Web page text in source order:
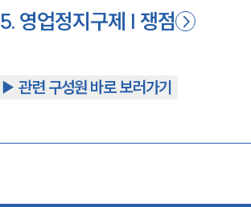
5. 영업정지구제 | 쟁점
▶︎ 관련 구성원 바로 보러가기